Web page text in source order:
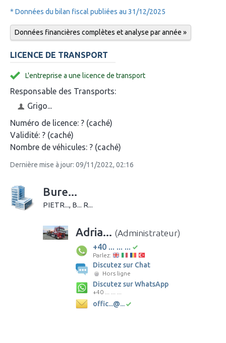
* Données du bilan fiscal publiées au 31/12/2025
Données financières complètes et analyse par année »
LICENCE DE TRANSPORT
L'entreprise a une licence de transport
Responsable des Transports:
Grigo...
Numéro de licence: ? (caché)
Validité: ? (caché)
Nombre de véhicules: ? (caché)
Dernière mise à jour: 09/11/2022, 02:16
Bure...
PIETR..., B... R...
Adria... (Administrateur)
+40 ... ... ...
Parlez:
Discutez sur Chat
Hors ligne
Discutez sur WhatsApp
+40 ... ... ...
offic...@...